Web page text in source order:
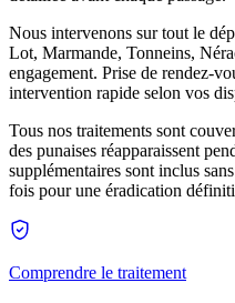
Nous intervenons sur tout le
Lot, Marmande, Tonneins,
engagement. Prise de rendez-
intervention rapide selon vos
Tous nos traitements sont
des punaises réapparaissent
supplémentaires sont inclus
fois pour une éradication
Comprendre le traitement